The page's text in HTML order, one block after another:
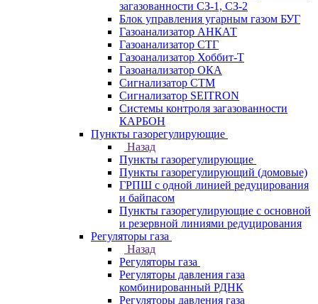
загазованности СЗ-1, СЗ-2
Блок управления угарным газом БУГ
Газоанализатор АНКАТ
Газоанализатор СТГ
Газоанализатор Хоббит-Т
Газоанализатор ОКА
Сигнализатор СТМ
Сигнализатор SEITRON
Системы контроля загазованности
КАРБОН
Пункты газорегулирующие
Назад
Пункты газорегулирующие
Пункты газорегулирующий (домовые)
ГРПШ с одной линией редуцирования
и байпасом
Пункты газорегулирующие с основной
и резервной линиями редуцирования
Регуляторы газа
Назад
Регуляторы газа
Регуляторы давления газа
комбинированный РДНК
Регуляторы давления газа